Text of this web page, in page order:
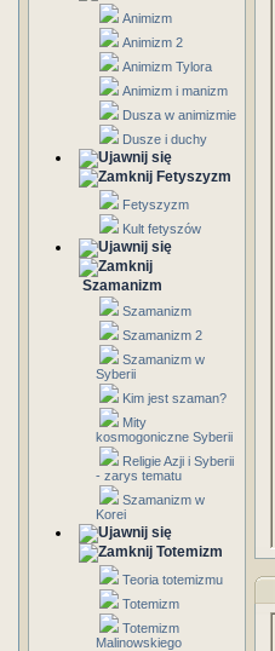
Animizm
Animizm 2
Animizm Tylora
Animizm i manizm
Dusza w animizmie
Dusze i duchy
Fetyszyzm
Fetyszyzm
Kult fetyszów
Szamanizm
Szamanizm
Szamanizm 2
Szamanizm w
Syberii
Kim jest szaman?
Mity
kosmogoniczne Syberii
Religie Azji i Syberii
- zarys tematu
Szamanizm w
Korei
Totemizm
Teoria totemizmu
Totemizm
Totemizm
Malinowskiego